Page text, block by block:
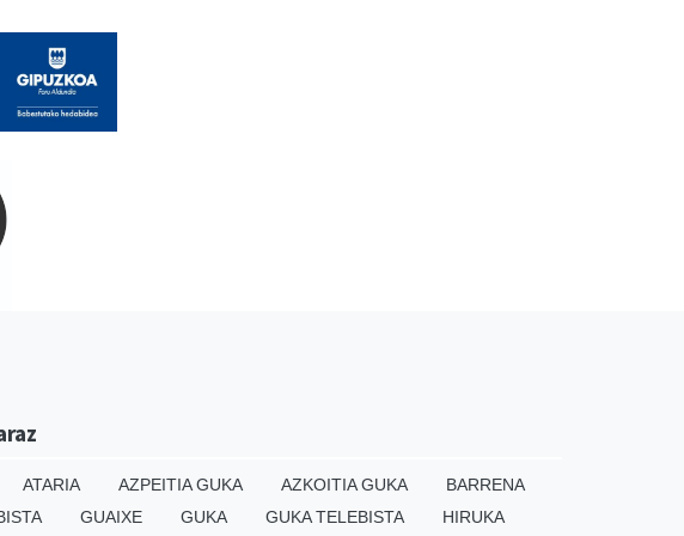
ATARIA AZPEITIA GUKA AZKOITIA GUKA
BARRENA
GUAIXE GUKA GUKA TELEBISTA HIRUKA